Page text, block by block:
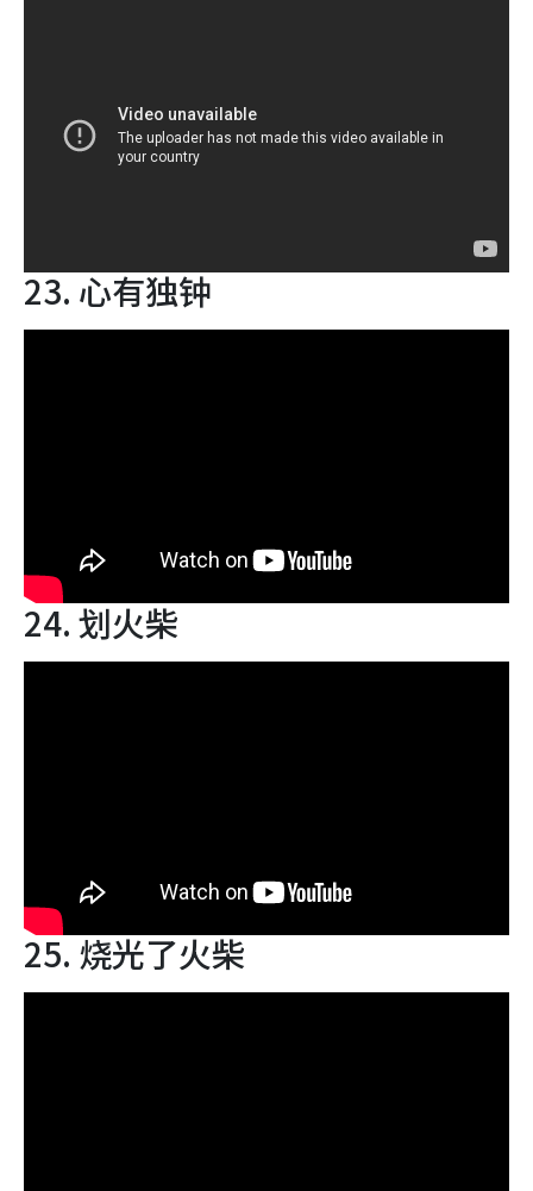
23. 心有独钟
24. 划火柴
25. 烧光了火柴